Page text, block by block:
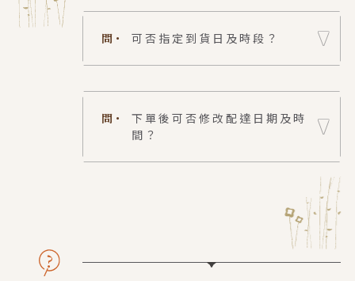
問・ 可否指定到貨日及時段？
問・
下單後可否修改配達日期及時
間？